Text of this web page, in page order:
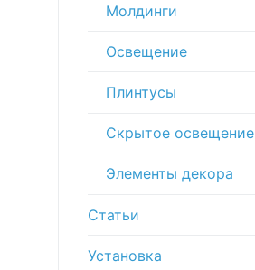
Молдинги
Освещение
Плинтусы
Скрытое освещение
Элементы декора
Статьи
Установка